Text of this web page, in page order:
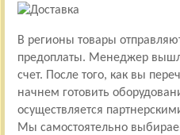
В регионы товары
предоплаты. Менеджер
счет. После того, как вы
начнем готовить
осуществляется
Мы самостоятельно